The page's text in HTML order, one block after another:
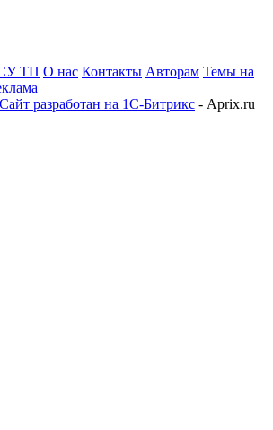
ТП О нас Контакты Авторам Темы на
Сайт разработан на 1С-Битрикс - Aprix.ru